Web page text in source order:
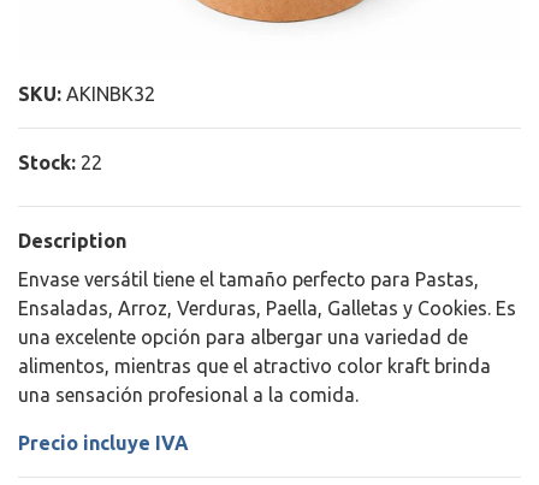
SKU: AKINBK32
Stock: 22
Description
Envase versátil tiene el tamaño perfecto para Pastas,
Ensaladas, Arroz, Verduras, Paella, Galletas y Cookies. Es
una excelente opción para albergar una variedad de
alimentos, mientras que el atractivo color kraft brinda
una sensación profesional a la comida.
Precio incluye IVA